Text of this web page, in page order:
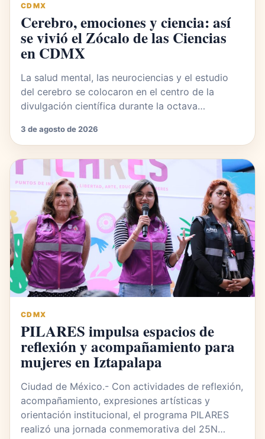
CDMX
Cerebro, emociones y ciencia: así
se vivió el Zócalo de las Ciencias
en CDMX
La salud mental, las neurociencias y el estudio
del cerebro se colocaron en el centro de la
divulgación científica durante la octava…
3 de agosto de 2026
CDMX
PILARES impulsa espacios de
reflexión y acompañamiento para
mujeres en Iztapalapa
Ciudad de México.- Con actividades de reflexión,
acompañamiento, expresiones artísticas y
orientación institucional, el programa PILARES
realizó una jornada conmemorativa del 25N…